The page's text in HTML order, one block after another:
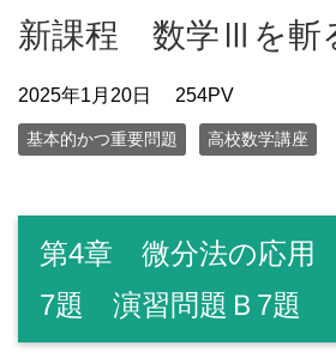
新課程 数学Ⅲを
2025年1月20日 254PV
基本的かつ重要問題 高校数学講座
第4章 微分法の応用
7題 演習問題Ｂ7題